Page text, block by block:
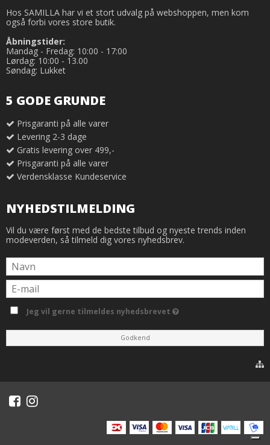
Hos SAMILLA har vi et stort udvalg på webshoppen, men kom
også forbi vores store butik.
Åbningstider:
Mandag - Fredag: 10:00 - 17:00
Lørdag: 10:00 - 13.00
Søndag: Lukket
5 GODE GRUNDE
Prisgaranti på alle varer
Levering 2-3 dage
Gratis levering over 499,-
Prisgaranti på alle varer
Verdensklasse Kundeservice
NYHEDSTILMELDING
Vil du være først med de bedste tilbud og nyeste trends inden
modeverden, så tilmeld dig vores nyhedsbrev.
Jeg vil gerne tilmeldes nyhedsbrevet
Godkend